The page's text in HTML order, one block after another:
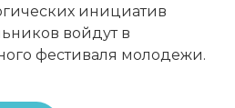
инициатив
войдут в
фестиваля молодежи.